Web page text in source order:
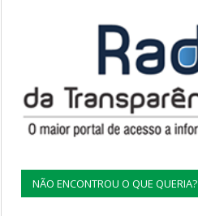
NÃO ENCONTROU O QUE QUERIA?